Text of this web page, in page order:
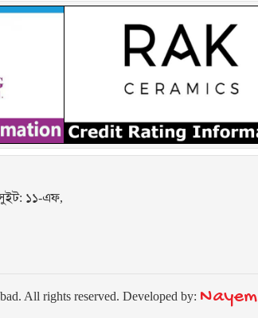
সুইট: ১১-এফ,
All rights reserved. Developed by: Nayem